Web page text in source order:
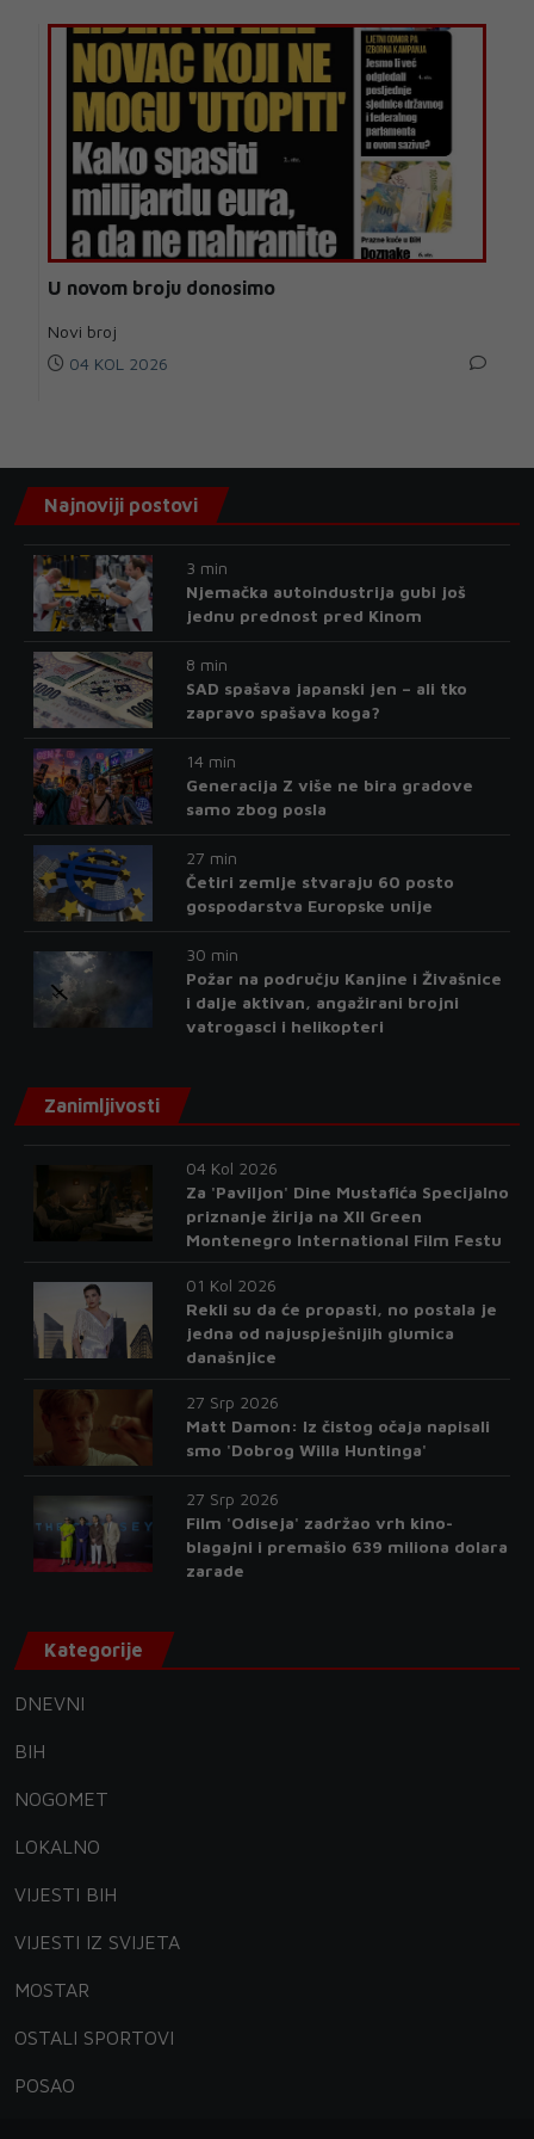
U novom broju donosimo
Novi broj
04 KOL 2026
Najnoviji postovi
3 min
Njemačka autoindustrija gubi još
jednu prednost pred Kinom
8 min
SAD spašava japanski jen – ali tko
zapravo spašava koga?
14 min
Generacija Z više ne bira gradove
samo zbog posla
27 min
Četiri zemlje stvaraju 60 posto
gospodarstva Europske unije
30 min
Požar na području Kanjine i Živašnice
i dalje aktivan, angažirani brojni
vatrogasci i helikopteri
Zanimljivosti
04 Kol 2026
Za 'Paviljon' Dine Mustafića Specijalno
priznanje žirija na XII Green
Montenegro International Film Festu
01 Kol 2026
Rekli su da će propasti, no postala je
jedna od najuspješnijih glumica
današnjice
27 Srp 2026
Matt Damon: Iz čistog očaja napisali
smo 'Dobrog Willa Huntinga'
27 Srp 2026
Film 'Odiseja' zadržao vrh kino-
blagajni i premašio 639 miliona dolara
zarade
Kategorije
DNEVNI
BIH
NOGOMET
LOKALNO
VIJESTI BIH
VIJESTI IZ SVIJETA
MOSTAR
OSTALI SPORTOVI
POSAO